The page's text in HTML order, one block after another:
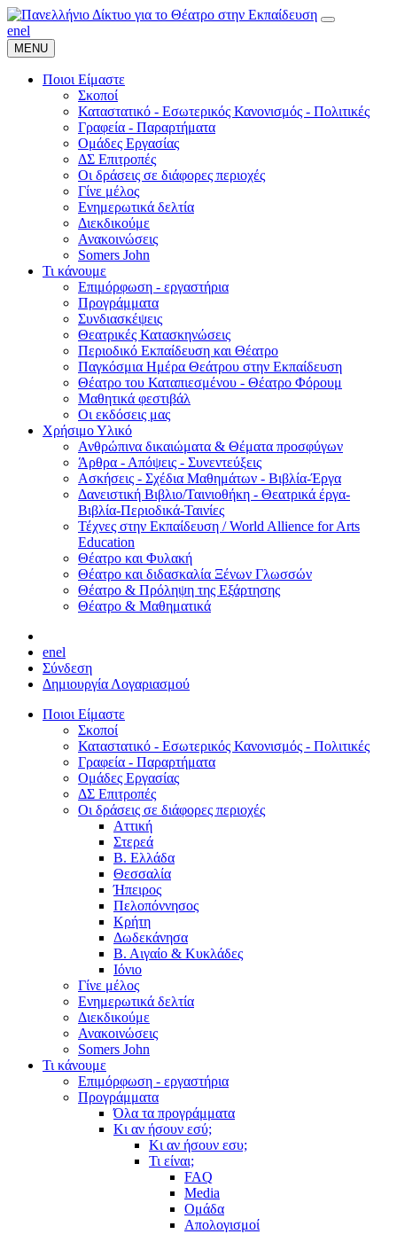
enel
MENU
Ποιοι Είμαστε
Σκοποί
Καταστατικό - Εσωτερικός Κανονισμός - Πολιτικές
Γραφεία - Παραρτήματα
Ομάδες Εργασίας
ΔΣ Επιτροπές
Οι δράσεις σε διάφορες περιοχές
Γίνε μέλος
Ενημερωτικά δελτία
Διεκδικούμε
Ανακοινώσεις
Somers John
Τι κάνουμε
Επιμόρφωση - εργαστήρια
Προγράμματα
Συνδιασκέψεις
Θεατρικές Κατασκηνώσεις
Περιοδικό Εκπαίδευση και Θέατρο
Παγκόσμια Ημέρα Θεάτρου στην Εκπαίδευση
Θέατρο του Καταπιεσμένου - Θέατρο Φόρουμ
Μαθητικά φεστιβάλ
Οι εκδόσεις μας
Χρήσιμο Υλικό
Ανθρώπινα δικαιώματα & Θέματα προσφύγων
Άρθρα - Απόψεις - Συνεντεύξεις
Ασκήσεις - Σχέδια Μαθημάτων - Βιβλία-Έργα
Δανειστική Βιβλιο/Ταινιοθήκη - Θεατρικά έργα-
Βιβλία-Περιοδικά-Ταινίες
Τέχνες στην Εκπαίδευση / World Allience for Arts
Education
Θέατρο και Φυλακή
Θέατρο και διδασκαλία Ξένων Γλωσσών
Θέατρο & Πρόληψη της Εξάρτησης
Θέατρο & Μαθηματικά
enel
Σύνδεση
Δημιουργία Λογαριασμού
Ποιοι Είμαστε
Σκοποί
Καταστατικό - Εσωτερικός Κανονισμός - Πολιτικές
Γραφεία - Παραρτήματα
Ομάδες Εργασίας
ΔΣ Επιτροπές
Οι δράσεις σε διάφορες περιοχές
Αττική
Στερεά
Β. Ελλάδα
Θεσσαλία
Ήπειρος
Πελοπόννησος
Κρήτη
Δωδεκάνησα
Β. Αιγαίο & Κυκλάδες
Ιόνιο
Γίνε μέλος
Ενημερωτικά δελτία
Διεκδικούμε
Ανακοινώσεις
Somers John
Τι κάνουμε
Επιμόρφωση - εργαστήρια
Προγράμματα
Όλα τα προγράμματα
Κι αν ήσουν εσύ;
Κι αν ήσουν εσυ;
Τι είναι;
FAQ
Media
Ομάδα
Απολογισμοί